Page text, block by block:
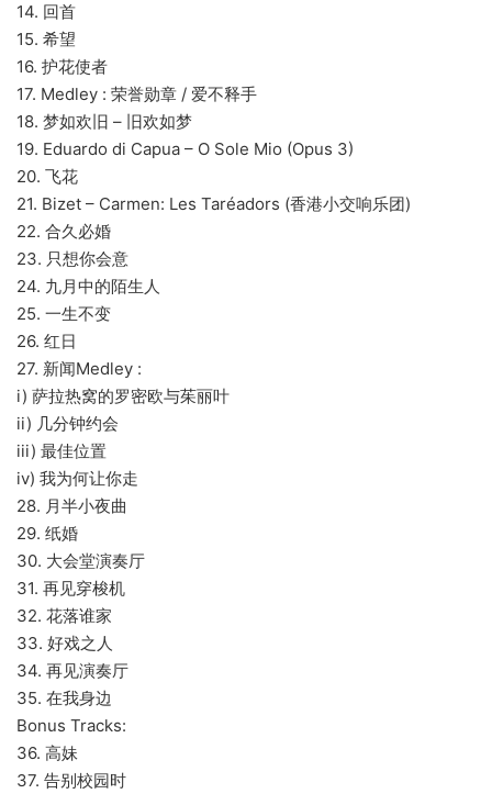
14. 回首
15. 希望
16. 护花使者
17. Medley : 荣誉勋章 / 爱不释手
18. 梦如欢旧 – 旧欢如梦
19. Eduardo di Capua – O Sole Mio (Opus 3)
20. 飞花
21. Bizet – Carmen: Les Taréadors (香港小交响乐团)
22. 合久必婚
23. 只想你会意
24. 九月中的陌生人
25. 一生不变
26. 红日
27. 新闻Medley :
i) 萨拉热窝的罗密欧与茱丽叶
ii) 几分钟约会
iii) 最佳位置
iv) 我为何让你走
28. 月半小夜曲
29. 纸婚
30. 大会堂演奏厅
31. 再见穿梭机
32. 花落谁家
33. 好戏之人
34. 再见演奏厅
35. 在我身边
Bonus Tracks:
36. 高妹
37. 告别校园时